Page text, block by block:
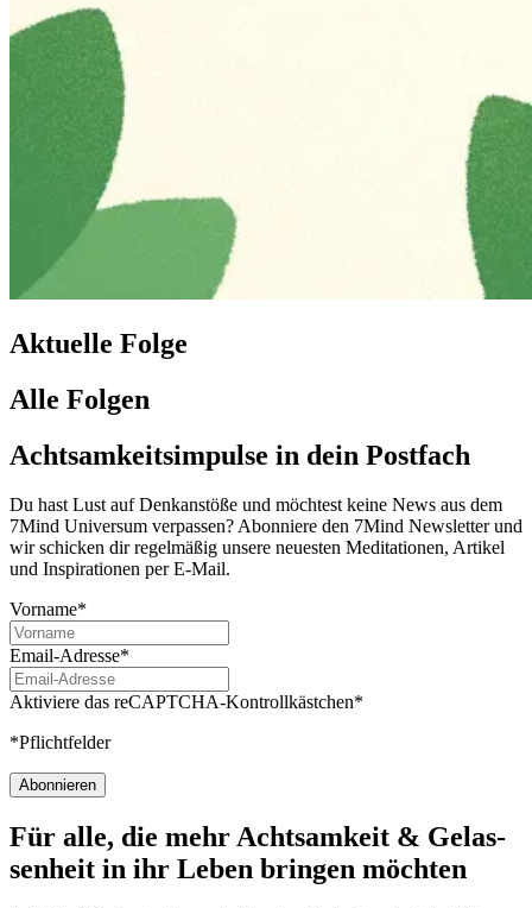
Aktuelle Folge
Alle Folgen
Achtsamkeitsimpulse in dein Postfach
Du hast Lust auf Denkanstöße und möchtest keine News aus dem
7Mind Universum verpassen? Abon­niere den 7Mind News­let­ter und
wir schicken dir regelmäßig unsere neuesten Meditationen, Artikel
und Inspirationen per E-Mail.
Vorname*
Email-Adresse*
Aktiviere das reCAPTCHA-Kontrollkästchen*
*Pflichtfelder
Abonnieren
Für alle, die mehr Acht­sam­keit & Gelas­
sen­heit in ihr Leben brin­gen möch­ten